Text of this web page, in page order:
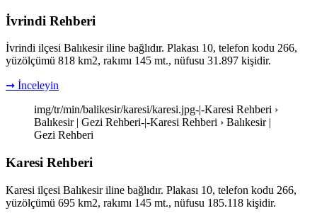
İvrindi Rehberi
İvrindi ilçesi Balıkesir iline bağlıdır. Plakası 10, telefon kodu 266,
yüzölçümü 818 km2, rakımı 145 mt., nüfusu 31.897 kişidir.
➞ İnceleyin
img/tr/min/balikesir/karesi/karesi.jpg-|-Karesi Rehberi ›
Balıkesir | Gezi Rehberi-|-Karesi Rehberi › Balıkesir |
Gezi Rehberi
Karesi Rehberi
Karesi ilçesi Balıkesir iline bağlıdır. Plakası 10, telefon kodu 266,
yüzölçümü 695 km2, rakımı 145 mt., nüfusu 185.118 kişidir.